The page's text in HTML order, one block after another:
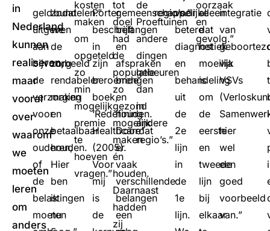
in
Nederland
kunnen
realiseren,
maar
vooral
over
waarom
we
moeten
leren
om
anders
geld
uitgeven
aan
bijvoorbeeld
de
verzorging
voor
onze
ouderen,
of
de
belastingen
moeten
zodat
we
de
zorg
rendabeler
maken
en
betaalbaar
houden.
Hier
ben
ik
nu
bundelen.”
kosten
maken
om
opgeteld
zo
min
mogelijk
premie
te
hoeven
vragen.”
Porter
beschrijft
in
zijn
beroemde
boek,
‘Redefining
Healthcare’
(2005).
Voor
mij
is
de
tot
doel
had
de
populatie
zo
gezond
mogelijk
maken
én
houden.
Daarnaast
hadden
zij
gemeenschappelijke
belangen
en
afspraken
brengen
en
houden.
Doordat
er
vaak
verschillende
belangen
een
de
Proeftuinen
andere
dingen
gebeuren
dan
in
andere
regio’s.”
regio’s.”
voor
betere
diagnostiek
en
behandeling
uit
de
2e
lijn
in
de
1e
lijn.
oorzaak
en
gevolg.”
alleen
dat
het
moeilijk
is
om
de
eerste
en
tweede
lijn
bij
elkaar
integratie
van
via
VSVs
hier
wel
een
goed
voorbeeld
van.”